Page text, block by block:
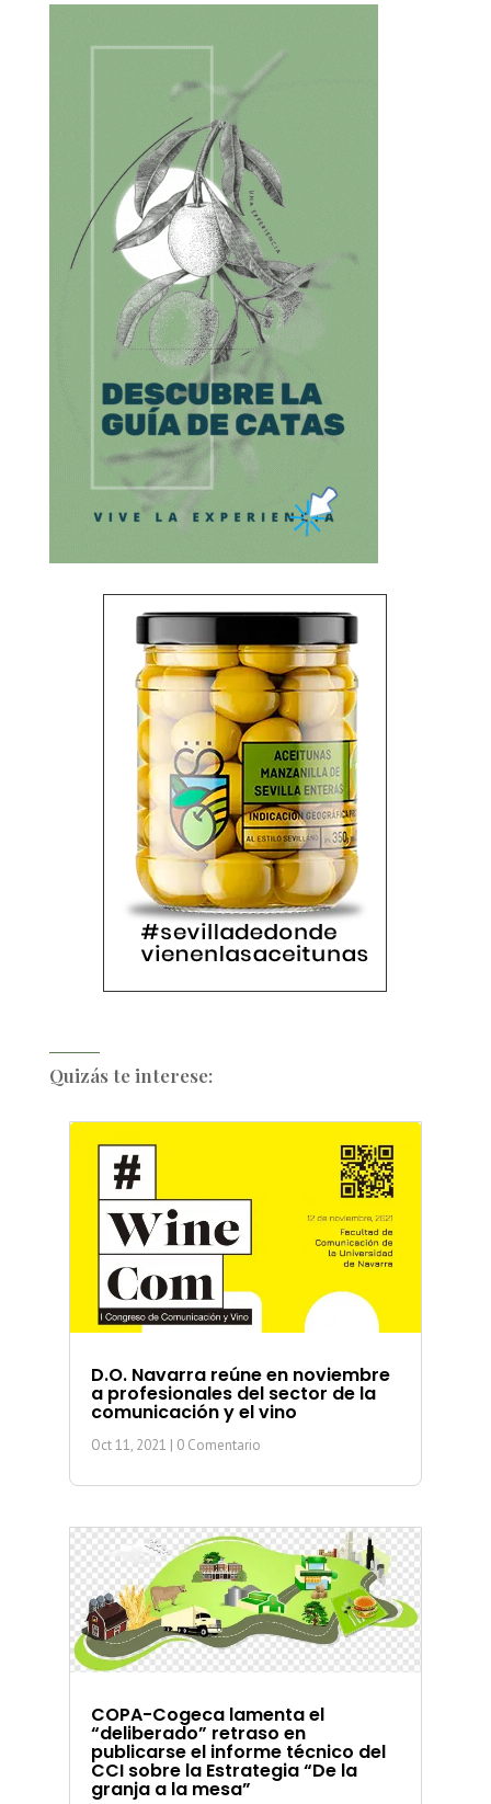
Quizás te interese:
D.O. Navarra reúne en noviembre
a profesionales del sector de la
comunicación y el vino
Oct 11, 2021 | 0 Comentario
COPA-Cogeca lamenta el
“deliberado” retraso en
publicarse el informe técnico del
CCI sobre la Estrategia “De la
granja a la mesa”